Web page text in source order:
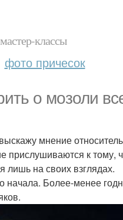
классы
фото причесок
о мозоли
мнение
прислушиваются к
лишь на своих взглядах.
начала. Более-менее